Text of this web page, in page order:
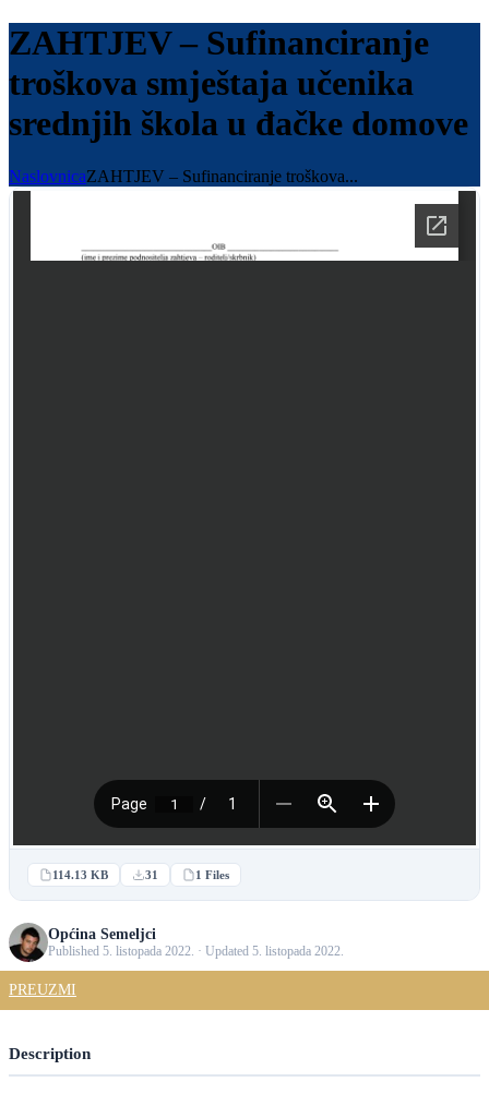
ZAHTJEV – Sufinanciranje
troškova smještaja učenika
srednjih škola u đačke domove
NaslovnicaZAHTJEV – Sufinanciranje troškova...
114.13 KB 31 1 Files
Općina Semeljci
Published 5. listopada 2022. · Updated 5. listopada 2022.
PREUZMI
Description